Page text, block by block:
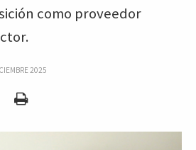
como proveedor
2025